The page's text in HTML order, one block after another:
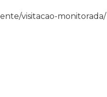
visitacao-monitorada/